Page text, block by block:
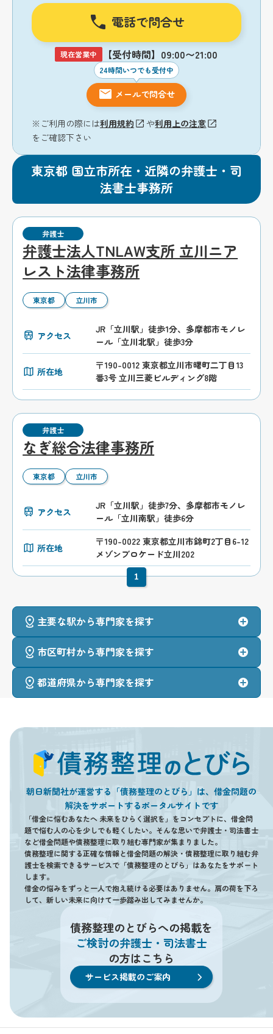
電話で問合せ
現在営業中 【受付時間】09:00〜21:00
24時間いつでも受付中
メールで問合せ
※ご利用の際には利用規約 や利用上の注意
をご確認下さい
東京都 国立市所在・近隣の弁護士・司
法書士事務所
弁護士
弁護士法人TNLAW支所 立川ニア
レスト法律事務所
東京都 立川市
アクセス
JR「立川駅」徒歩1分、多摩都市モノレ
ール「立川北駅」徒歩3分
所在地
〒190-0012 東京都立川市曙町二丁目13
番3号 立川三菱ビルディング8階
弁護士
なぎ総合法律事務所
東京都 立川市
アクセス
JR「立川駅」徒歩7分、多摩都市モノレ
ール「立川南駅」徒歩6分
所在地
〒190-0022 東京都立川市錦町2丁目6-12
メゾンブロケード立川202
1
主要な駅から専門家を探す
市区町村から専門家を探す
都道府県から専門家を探す
朝日新聞社が運営する「債務整理のとびら」は、借金問題の
解決をサポートするポータルサイトです
「借金に悩むあなたへ 未来をひらく選択を」をコンセプトに、借金問
題で悩む人の心を少しでも軽くしたい。そんな思いで弁護士・司法書士
など借金問題や債務整理に取り組む専門家が集まりました。
債務整理に関する正確な情報と借金問題の解決・債務整理に取り組む弁
護士を検索できるサービスで「債務整理のとびら」はあなたをサポート
します。
借金の悩みをずっと一人で抱え続ける必要はありません。肩の荷を下ろ
して、新しい未来に向けて一歩踏み出してみませんか。
債務整理のとびらへの掲載を
ご検討の弁護士・司法書士
の方はこちら
サービス掲載のご案内